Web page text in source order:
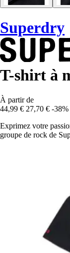
Superdry
T-shirt à
À partir de
44,99 € 27,70 € -38%
Exprimez votre
groupe de rock de